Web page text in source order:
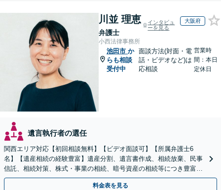
川並 理恵
弁護士
インタビュ
ーを見る
大阪府
小西法律事務所
池田市 か
らも相談
受付中
面談方法(対面・電
話・ビデオなど)は
応相談
営業時
間：本日
定休日
遺言執行者の選任
関西エリア対応【初回相談無料】【ビデオ面談可】【所属弁護士6
名】【遺産相続の経験豊富】遺産分割、遺言書作成、相続放棄、民事
信託、相続対策、株式・事業の相続、暗号資産の相続等につき豊富な
対応実績。【バリアフリー】【完全個室対応】
料金表を見る